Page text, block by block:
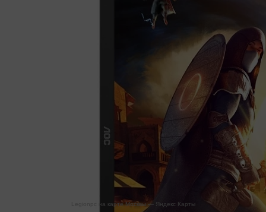
Legionpc на карте Москвы — Яндекс Карты